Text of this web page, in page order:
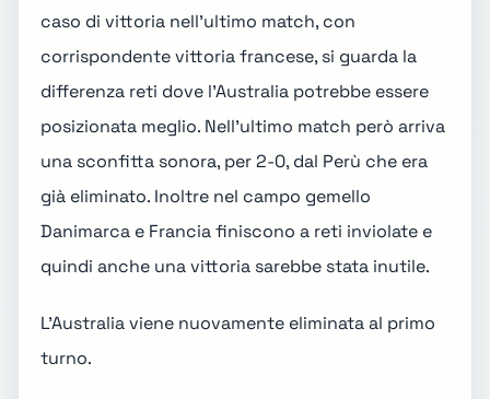
caso di vittoria nell'ultimo match, con
corrispondente vittoria francese, si guarda la
differenza reti dove l'Australia potrebbe essere
posizionata meglio. Nell'ultimo match però arriva
una sconfitta sonora, per 2-0, dal Perù che era
già eliminato. Inoltre nel campo gemello
Danimarca e Francia finiscono a reti inviolate e
quindi anche una vittoria sarebbe stata inutile.
L'Australia viene nuovamente eliminata al primo
turno.